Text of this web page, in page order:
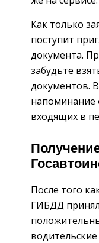
Как только
поступит
документа.
забудьте
документов.
напоминание
входящих в
После того
ГИБДД